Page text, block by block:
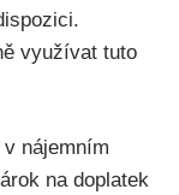
využívat tuto
nájemním
na doplatek